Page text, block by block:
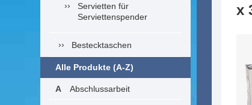
Servietten für
Serviettenspender
Bestecktaschen
Alle Produkte (A-Z)
Abschlussarbeit
x